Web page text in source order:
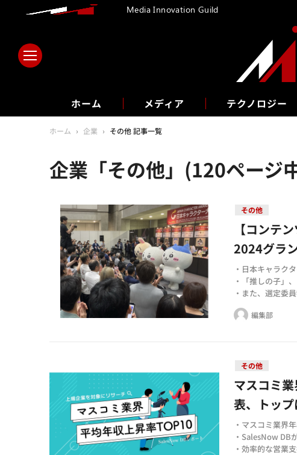
ホーム メディア テクノロジー
ホーム › 企業 › その他 記事一覧
企業「その他」(120ページ
その他
【コンテ
2024グラ
・日本キャラク
・「推しの子」
・また、選定委
編集部
その他
マスコミ
表、トッ
・マスコミ業界
・SalesNow DB
・効率的な営業
Media Innovation Guild